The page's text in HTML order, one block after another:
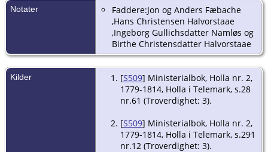
Notater
Faddere:Jon og Anders Fæbache
,Hans Christensen Halvorstaae
,Ingeborg Gullichsdatter Namløs og
Birthe Christensdatter Halvorstaae
Kilder [S509] Ministerialbok, Holla nr. 2,
1779-1814, Holla i Telemark, s.28
nr.61 (Troverdighet: 3).
[S509] Ministerialbok, Holla nr. 2,
1779-1814, Holla i Telemark, s.291
nr.12 (Troverdighet: 3).